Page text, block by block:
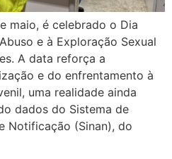
maio, é celebrado o Dia
e à Exploração Sexual
A data reforça a
e do enfrentamento à
uma realidade ainda
dados do Sistema de
Notificação (Sinan), do